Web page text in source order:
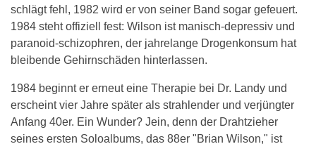
schlägt fehl, 1982 wird er von seiner Band sogar gefeuert.
1984 steht offiziell fest: Wilson ist manisch-depressiv und
paranoid-schizophren, der jahrelange Drogenkonsum hat
bleibende Gehirnschäden hinterlassen.
1984 beginnt er erneut eine Therapie bei Dr. Landy und
erscheint vier Jahre später als strahlender und verjüngter
Anfang 40er. Ein Wunder? Jein, denn der Drahtzieher
seines ersten Soloalbums, das 88er "Brian Wilson," ist